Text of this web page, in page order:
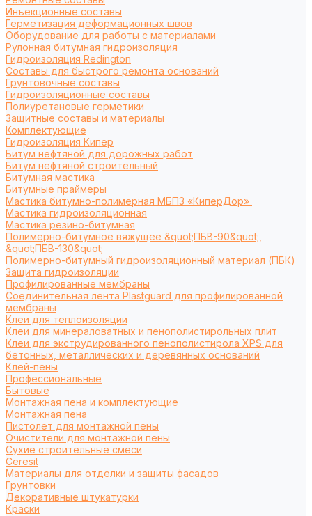
Инъекционные составы
Герметизация деформационных швов
Оборудование для работы с материалами
Рулонная битумная гидроизоляция
Гидроизоляция Redington
Составы для быстрого ремонта оснований
Грунтовочные составы
Гидроизоляционные составы
Полиуретановые герметики
Защитные составы и материалы
Комплектующие
Гидроизоляция Кипер
Битум нефтяной для дорожных работ
Битум нефтяной строительный
Битумная мастика
Битумные праймеры
Мастика битумно-полимерная МБПЗ «КиперДор»
Мастика гидроизоляционная
Мастика резино-битумная
Полимерно-битумное вяжущее &quot;ПБВ-90&quot;,
&quot;ПБВ-130&quot;
Полимерно-битумный гидроизоляционный материал (ПБК)
Защита гидроизоляции
Профилированные мембраны
Соединительная лента Plastguard для профилированной
мембраны
Клеи для теплоизоляции
Клеи для минераловатных и пенополистирольных плит
Клеи для экструдированного пенополистирола XPS для
бетонных, металлических и деревянных оснований
Клей-пены
Профессиональные
Бытовые
Монтажная пена и комплектующие
Монтажная пена
Пистолет для монтажной пены
Очистители для монтажной пены
Сухие строительные смеси
Ceresit
Материалы для отделки и защиты фасадов
Грунтовки
Декоративные штукатурки
Краски